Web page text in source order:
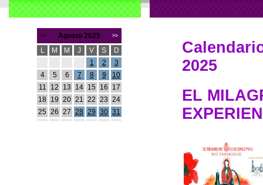
<< Agosto 2025 >>
L M M J V S
D
1
2
3
4
5 6 7 8 9
10
11
12 13 14 15 16
17
18 19 20 21 22 23 24
25 26 27 28 29 30 31
2025
EL